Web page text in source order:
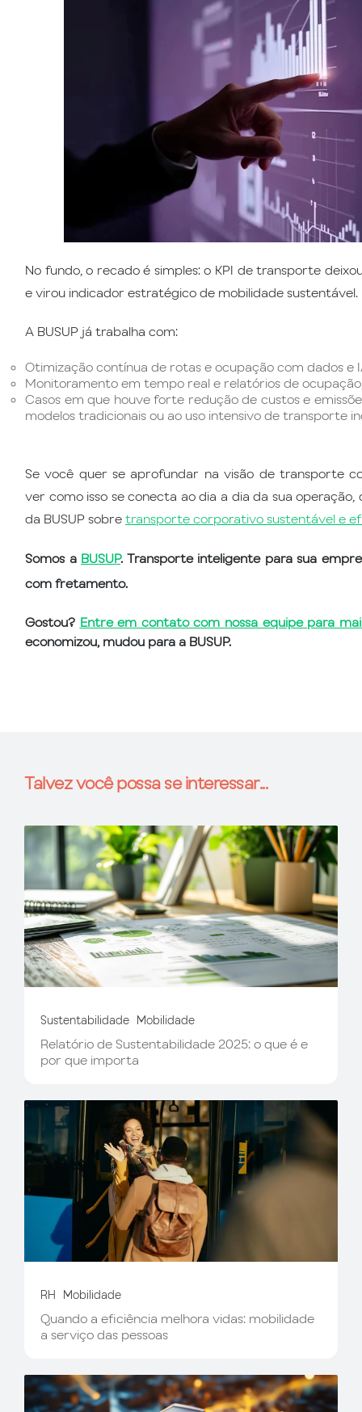
No fundo, o recado é simples: o KPI de transporte
e virou indicador estratégico de mobilidade sustentável.
A BUSUP já trabalha com:
Otimização contínua de rotas e ocupação com dados e
Monitoramento em tempo real e relatórios de
Casos em que houve forte redução de custos e
modelos tradicionais ou ao uso intensivo de transporte
Se você quer se aprofundar na visão de transporte
ver como isso se conecta ao dia a dia da sua
da BUSUP sobre transporte corporativo sustentável e
Somos a BUSUP. Transporte inteligente para sua
com fretamento.
Gostou? Entre em contato com nossa equipe para
economizou, mudou para a BUSUP.
Talvez você possa se interessar...
Sustentabilidade Mobilidade
Relatório de Sustentabilidade 2025: o que é e
por que importa
RH Mobilidade
Quando a eficiência melhora vidas: mobilidade
a serviço das pessoas